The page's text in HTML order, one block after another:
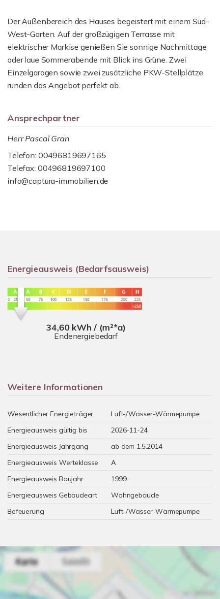
Der Außenbereich des Hauses begeistert mit einem Süd-
West-Garten. Auf der großzügigen Terrasse mit
elektrischer Markise genießen Sie sonnige Nachmittage
oder laue Sommerabende mit Blick ins Grüne. Zwei
Einzelgaragen sowie zwei zusätzliche PKW-Stellplätze
runden das Angebot perfekt ab.
Ansprechpartner
Herr Pascal Gran
Telefon: 00496819697165
Telefax: 00496819697100
info@captura-immobilien.de
Energieausweis (Bedarfsausweis)
34,60 kWh / (m²*a)
Endenergiebedarf
Weitere Informationen
Wesentlicher Energieträger
Luft-/Wasser-Wärmepumpe
Energieausweis gültig bis
2026-11-24
Energieausweis Jahrgang
ab dem 1.5.2014
Energieausweis Werteklasse
A
Energieausweis Baujahr
1999
Energieausweis Gebäudeart
Wohngebäude
Befeuerung
Luft-/Wasser-Wärmepumpe